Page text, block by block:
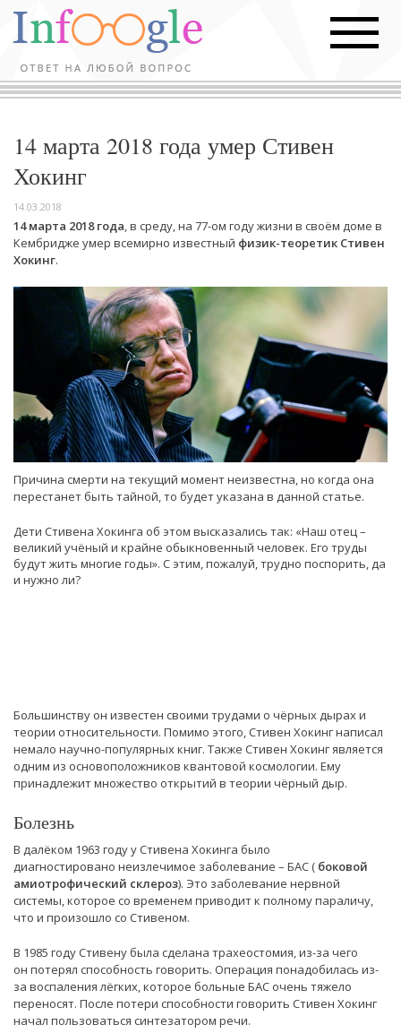
14 марта 2018 года умер Стивен
Хокинг
14.03.2018
14 марта 2018 года, в среду, на 77-ом году жизни в своём доме в
Кембридже умер всемирно известный физик-теоретик Стивен
Хокинг.
Причина смерти на текущий момент неизвестна, но когда она
перестанет быть тайной, то будет указана в данной статье.
Дети Стивена Хокинга об этом высказались так: «Наш отец –
великий учёный и крайне обыкновенный человек. Его труды
будут жить многие годы». С этим, пожалуй, трудно поспорить, да
и нужно ли?
Большинству он известен своими трудами о чёрных дырах и
теории относительности. Помимо этого, Стивен Хокинг написал
немало научно-популярных книг. Также Стивен Хокинг является
одним из основоположников квантовой космологии. Ему
принадлежит множество открытий в теории чёрный дыр.
Болезнь
В далёком 1963 году у Стивена Хокинга было
диагностировано неизлечимое заболевание – БАС ( боковой
амиотрофический склероз). Это заболевание нервной
системы, которое со временем приводит к полному параличу,
что и произошло со Стивеном.
В 1985 году Стивену была сделана трахеостомия, из-за чего
он потерял способность говорить. Операция понадобилась из-
за воспаления лёгких, которое больные БАС очень тяжело
переносят. После потери способности говорить Стивен Хокинг
начал пользоваться синтезатором речи.